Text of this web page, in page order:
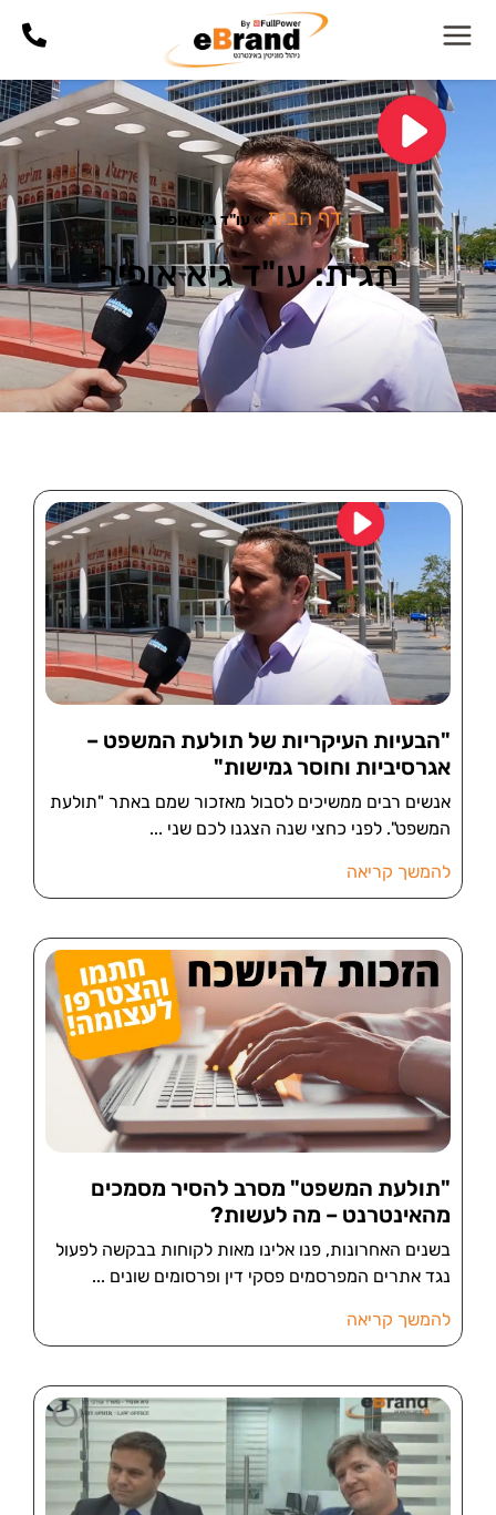
דף הבית»עו"ד גיא אופיר
תגית: עו"ד גיא אופיר
"הבעיות העיקריות של תולעת המשפט –
אגרסיביות וחוסר גמישות"
אנשים רבים ממשיכים לסבול מאזכור שמם באתר "תולעת
המשפט". לפני כחצי שנה הצגנו לכם שני
להמשך קריאה
"תולעת המשפט" מסרב להסיר מסמכים
מהאינטרנט – מה לעשות?
בשנים האחרונות, פנו אלינו מאות לקוחות בבקשה לפעול
נגד אתרים המפרסמים פסקי דין ופרסומים שונים
להמשך קריאה